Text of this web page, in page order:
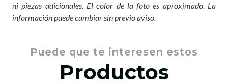
ni piezas adicionales. El color de la foto es aproximado. La
información puede cambiar sin previo aviso.
Puede que te interesen estos
Productos